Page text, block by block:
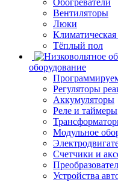
Вентиляторы
Люки
Климатическая
Тёплый пол
оборудование
Регуляторы
Аккумуляторы
Реле и таймеры
Модульное
Счетчики и
Устройства